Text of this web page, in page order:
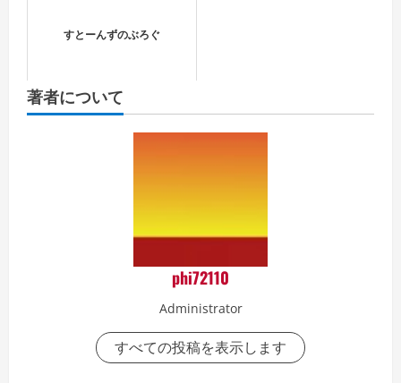
すとーんずのぶろぐ
著者について
phi72110
Administrator
すべての投稿を表示します